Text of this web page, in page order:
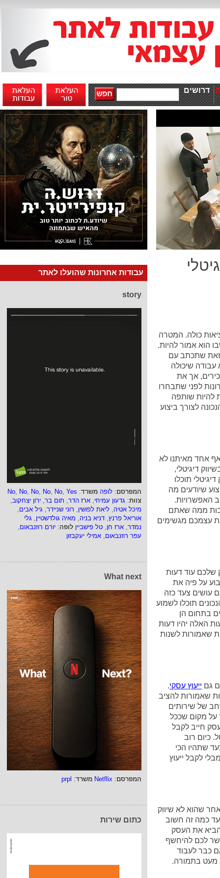
דרושים
עבודות אחרונות שהועלו לאתר
story
המפרסם: לופה משרד:
No, No, No, No, No, Yes
צוות: גדעון עמיחי, ארז הדר, תום בר, ירון יצחקוב,
מיכל אטיה, ליאת לפושין, רוני שניידר, גיל אבים,
אוריאל פרנץ, דניא בניה, מאיה גולדשטיין, גלי
נמדר, ארז חן, טל פישביין לופה: יורם רוזנבאום,
עפר רוזנבאום, אמילי יעקבזון
What next
המפרסם:
Netflix משרד:
prpl
כתום שירות
כולה. המטרה
הוא אמור להיות.
שתכתב עם
עבודה שיכולה
אך את
לפני שתבחרו
להיות שותפה
לצורך ביצוע
אף אחד מאיתנו לא
דיגיטלי,
תוכלו
שיודעים מה
האפשרויות.
ממה שאתם
עצמכם מגשימים
שלכם עוד דעות
על פיה את
עושים צעד כזה
תוכלו לשמוע
בתחום הן
האלה יהיו דעות
שאמורות לשנות
גם ייעוץ עסקי.
שאמורות להציב
של שירותים
על מקום שככל
חייב לקבל
כיום רוב
שתהיו הכי
לקבל ייעוץ
שהוא לא שיווק
עד כמה זה חשוב
את העסק
צעד שיאפשר לכם להיחשף
כבר לעבוד
מעט בתמורה.